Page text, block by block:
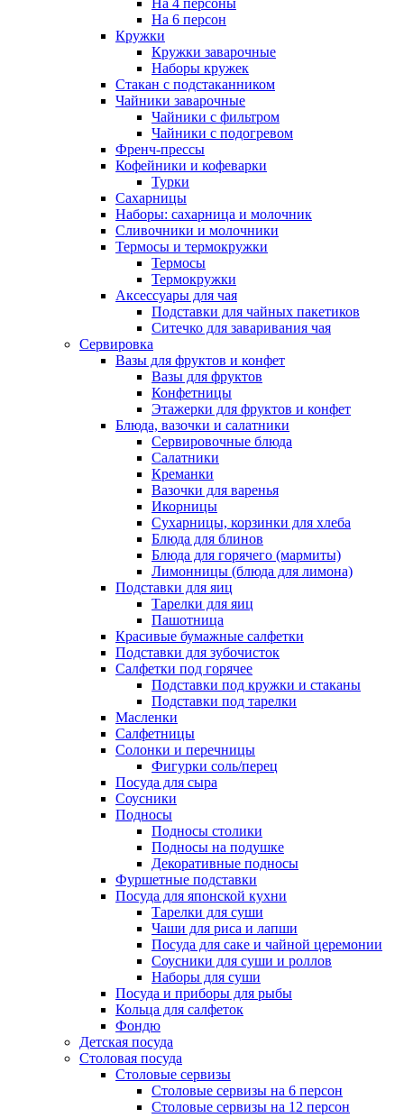
На 4 персоны
На 6 персон
Кружки
Кружки заварочные
Наборы кружек
Стакан с подстаканником
Чайники заварочные
Чайники с фильтром
Чайники с подогревом
Френч-прессы
Кофейники и кофеварки
Турки
Сахарницы
Наборы: сахарница и молочник
Сливочники и молочники
Термосы и термокружки
Термосы
Термокружки
Аксессуары для чая
Подставки для чайных пакетиков
Ситечко для заваривания чая
Сервировка
Вазы для фруктов и конфет
Вазы для фруктов
Конфетницы
Этажерки для фруктов и конфет
Блюда, вазочки и салатники
Сервировочные блюда
Салатники
Креманки
Вазочки для варенья
Икорницы
Сухарницы, корзинки для хлеба
Блюда для блинов
Блюда для горячего (мармиты)
Лимонницы (блюда для лимона)
Подставки для яиц
Тарелки для яиц
Пашотница
Красивые бумажные салфетки
Подставки для зубочисток
Салфетки под горячее
Подставки под кружки и стаканы
Подставки под тарелки
Масленки
Салфетницы
Солонки и перечницы
Фигурки соль/перец
Посуда для сыра
Соусники
Подносы
Подносы столики
Подносы на подушке
Декоративные подносы
Фуршетные подставки
Посуда для японской кухни
Тарелки для суши
Чаши для риса и лапши
Посуда для саке и чайной церемонии
Соусники для суши и роллов
Наборы для суши
Посуда и приборы для рыбы
Кольца для салфеток
Фондю
Детская посуда
Столовая посуда
Столовые сервизы
Столовые сервизы на 6 персон
Столовые сервизы на 12 персон